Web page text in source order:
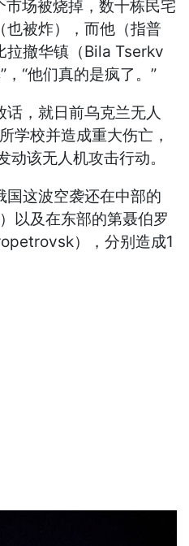
市场被烧掉，数十栋民宅
也被炸），而他（指普
拉撤华镇（Bila Tserkv
“他们真的是疯了。”
，就日前乌克兰无人
学校并造成重大伤亡，
动该无人机攻击行动。
国这波空袭还在中部的
以及在东部的第聂伯罗
），分别造成1